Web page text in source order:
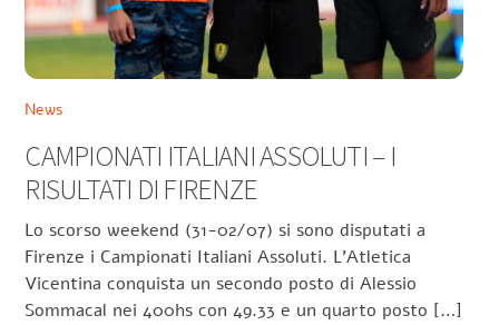
News
CAMPIONATI ITALIANI ASSOLUTI – I
RISULTATI DI FIRENZE
Lo scorso weekend (31-02/07) si sono disputati a
Firenze i Campionati Italiani Assoluti. L’Atletica
Vicentina conquista un secondo posto di Alessio
Sommacal nei 400hs con 49.33 e un quarto posto […]